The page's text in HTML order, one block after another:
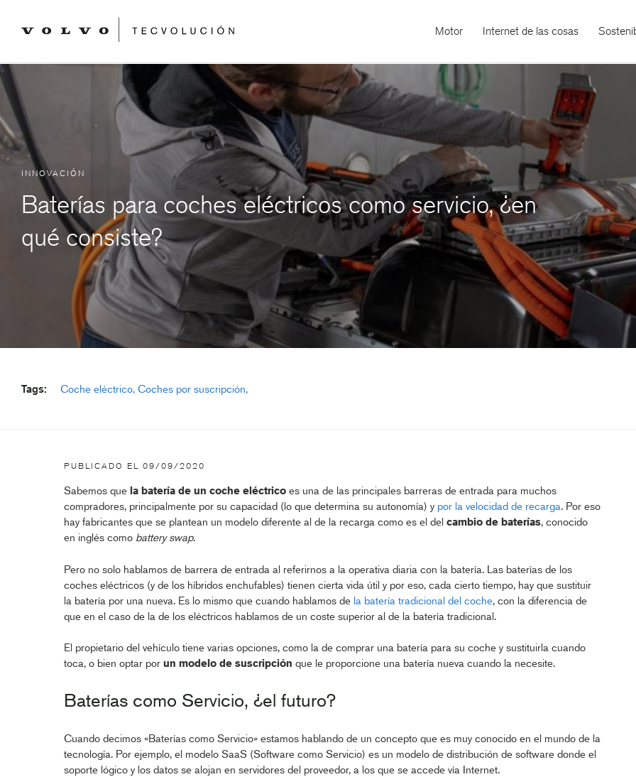
Motor Internet de las cosas
INNOVACIÓN
Baterías para coches eléctricos como servicio, ¿en
qué consiste?
Tags: Coche eléctrico Coches por suscripción
PUBLICADO EL 09/09/2020
Sabemos que la batería de un coche eléctricoes una de las principales barreras de entrada para muchos
compradores, principalmente por su capacidad (lo que determina su autonomía) y por la velocidad de recarga. Por eso
hay fabricantes que se plantean un modelo diferente al de la recarga como es el del cambio de baterías, conocido
en inglés como battery swap.
Pero no solo hablamos de barrera de entrada al referirnos a la operativa diaria con la batería. Las baterías de los
coches eléctricos (y de los híbridos enchufables) tienen cierta vida útil y por eso, cada cierto tiempo, hay que sustituir
la batería por una nueva. Es lo mismo que cuando hablamos de la batería tradicional del coche, con la diferencia de
que en el caso de la de los eléctricos hablamos de un coste superior al de la batería tradicional.
El propietario del vehículo tiene varias opciones, como la de comprar una batería para su coche y sustituirla cuando
toca, o bien optar por un modelo de suscripción que le proporcione una batería nueva cuando la necesite.
Baterías como Servicio, ¿el futuro?
Cuando decimos «Baterías como Servicio» estamos hablando de un concepto que es muy conocido en el mundo de la
tecnología. Por ejemplo, el modelo SaaS (Software como Servicio) es un modelo de distribución de software donde el
soporte lógico y los datos se alojan en servidores del proveedor, a los que se accede vía Internet.